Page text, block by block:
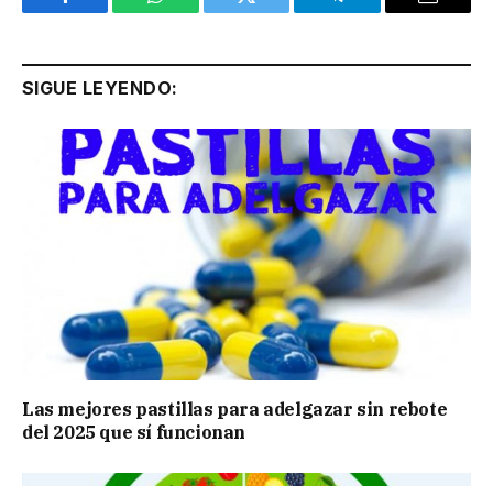
Facebook WhatsApp Twitter Telegram Email
SIGUE LEYENDO:
Las mejores pastillas para adelgazar sin rebote
del 2025 que sí funcionan